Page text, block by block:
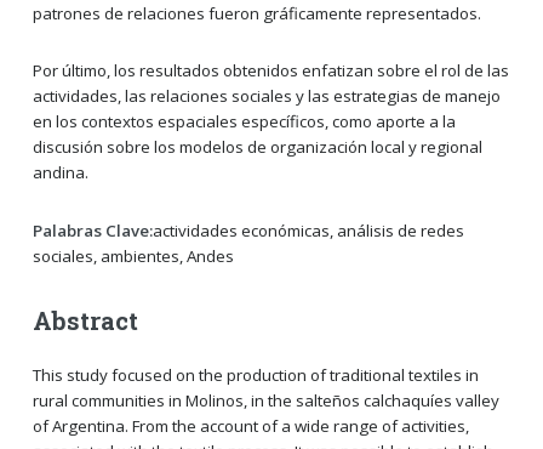
patrones de relaciones fueron gráficamente representados.
Por último, los resultados obtenidos enfatizan sobre el rol de las
actividades, las relaciones sociales y las estrategias de manejo
en los contextos espaciales específicos, como aporte a la
discusión sobre los modelos de organización local y regional
andina.
Palabras Clave:actividades económicas, análisis de redes
sociales, ambientes, Andes
Abstract
This study focused on the production of traditional textiles in
rural communities in Molinos, in the salteños calchaquíes valley
of Argentina. From the account of a wide range of activities,